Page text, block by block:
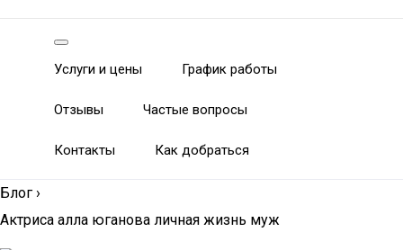
Услуги и цены График работы
Отзывы Частые вопросы
Контакты Как добраться
Блог ›
Актриса алла юганова личная жизнь муж